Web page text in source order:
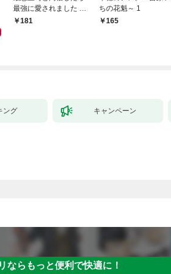
最強に愛されました 1
巻181
ちの花魁～ 1
165
ング キャンペーン
ならもっと便利で快適に！